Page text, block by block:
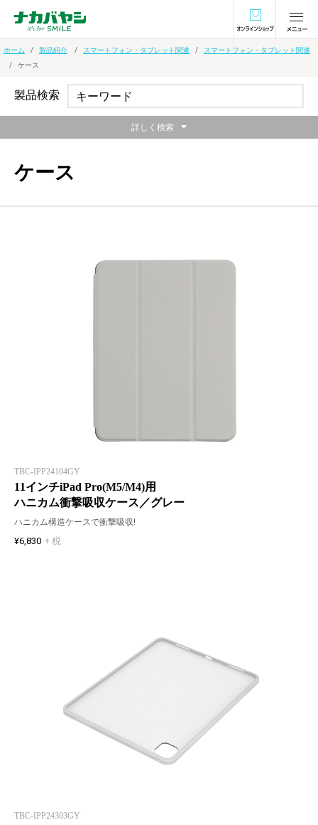
オンラインショ
ホーム 製品紹介 スマートフォン・タブレット関連
スマートフォン・タブレット関連
ケース
ケース
TBC-IPP24104GY
11インチiPad Pro(M5/M4)用
ハニカム衝撃吸収ケース／グレー
ハニカム構造ケースで衝撃吸収!
¥6,830 + 税
TBC-IPP24303GY
製品検索
詳しく検索